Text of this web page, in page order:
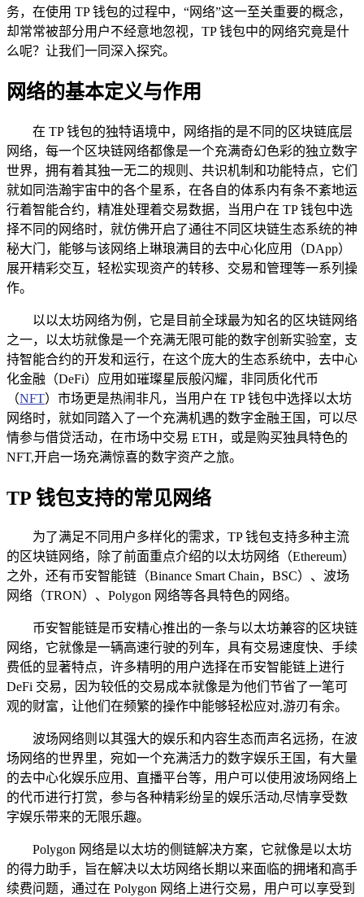
务，在使用 TP 钱包的过程中，“网络”这一至关重要的概念，
却常常被部分用户不经意地忽视，TP 钱包中的网络究竟是什
么呢？让我们一同深入探究。
网络的基本定义与作用
在 TP 钱包的独特语境中，网络指的是不同的区块链底层
网络，每一个区块链网络都像是一个充满奇幻色彩的独立数字
世界，拥有着其独一无二的规则、共识机制和功能特点，它们
就如同浩瀚宇宙中的各个星系，在各自的体系内有条不紊地运
行着智能合约，精准处理着交易数据，当用户在 TP 钱包中选
择不同的网络时，就仿佛开启了通往不同区块链生态系统的神
秘大门，能够与该网络上琳琅满目的去中心化应用（DApp）
展开精彩交互，轻松实现资产的转移、交易和管理等一系列操
作。
以以太坊网络为例，它是目前全球最为知名的区块链网络
之一，以太坊就像是一个充满无限可能的数字创新实验室，支
持智能合约的开发和运行，在这个庞大的生态系统中，去中心
化金融（DeFi）应用如璀璨星辰般闪耀，非同质化代币
（NFT）市场更是热闹非凡，当用户在 TP 钱包中选择以太坊
网络时，就如同踏入了一个充满机遇的数字金融王国，可以尽
情参与借贷活动，在市场中交易 ETH，或是购买独具特色的
NFT,开启一场充满惊喜的数字资产之旅。
TP 钱包支持的常见网络
为了满足不同用户多样化的需求，TP 钱包支持多种主流
的区块链网络，除了前面重点介绍的以太坊网络（Ethereum）
之外，还有币安智能链（Binance Smart Chain，BSC）、波场
网络（TRON）、Polygon 网络等各具特色的网络。
币安智能链是币安精心推出的一条与以太坊兼容的区块链
网络，它就像是一辆高速行驶的列车，具有交易速度快、手续
费低的显著特点，许多精明的用户选择在币安智能链上进行
DeFi 交易，因为较低的交易成本就像是为他们节省了一笔可
观的财富，让他们在频繁的操作中能够轻松应对,游刃有余。
波场网络则以其强大的娱乐和内容生态而声名远扬，在波
场网络的世界里，宛如一个充满活力的数字娱乐王国，有大量
的去中心化娱乐应用、直播平台等，用户可以使用波场网络上
的代币进行打赏，参与各种精彩纷呈的娱乐活动,尽情享受数
字娱乐带来的无限乐趣。
Polygon 网络是以太坊的侧链解决方案，它就像是以太坊
的得力助手，旨在解决以太坊网络长期以来面临的拥堵和高手
续费问题，通过在 Polygon 网络上进行交易，用户可以享受到